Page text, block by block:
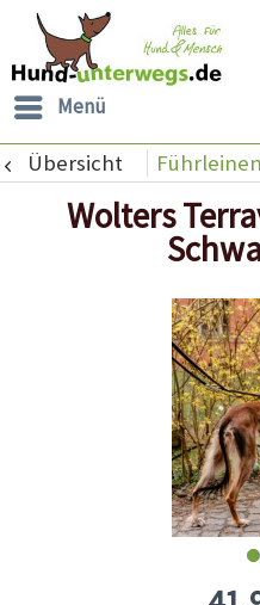
Menü
Übersicht Führleinen
Wolters